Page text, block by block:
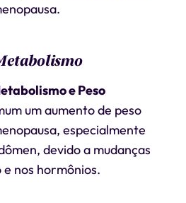
e Peso
um aumento de peso
especialmente
devido a mudanças
nos hormônios.